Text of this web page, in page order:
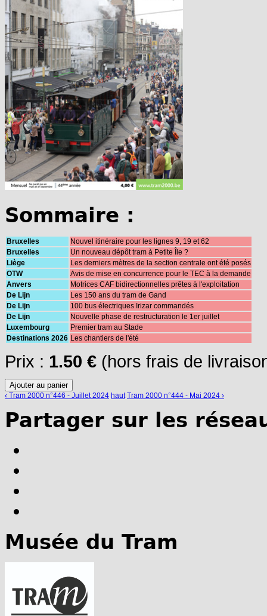
Sommaire :
Bruxelles
Nouvel itinéraire pour les lignes 9, 19 et 62
Bruxelles
Un nouveau dépôt tram à Petite Île ?
Liège
Les derniers mètres de la section centrale ont été posés
OTW
Avis de mise en concurrence pour le TEC à la demande
Anvers
Motrices CAF bidirectionnelles prêtes à l'exploitation
De Lijn
Les 150 ans du tram de Gand
De Lijn
100 bus électriques Irizar commandés
De Lijn
Nouvelle phase de restructuration le 1er juillet
Luxembourg
Premier tram au Stade
Destinations 2026 Les chantiers de l'été
Prix : 1.50 € (hors frais de
‹ Tram 2000 n°446 - Juillet 2024 haut Tram 2000 n°444 - Mai 2024 ›
Partager sur les
Musée du Tram